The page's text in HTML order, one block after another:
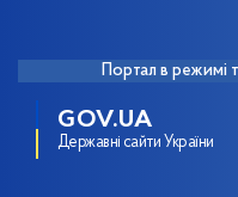
Портал в режимі
GOV.UA
Державні сайти України